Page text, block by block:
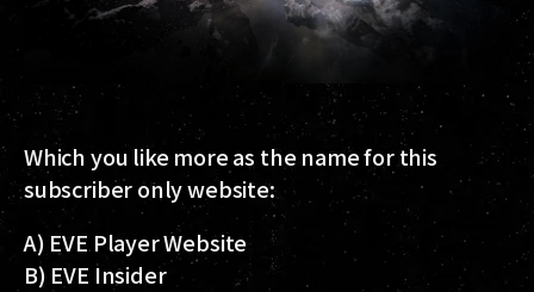
Which you like more as the name for this
subscriber only website:
A) EVE Player Website
B) EVE Insider